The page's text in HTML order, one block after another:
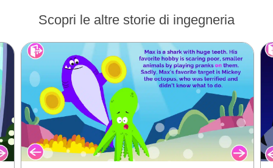
Scopri le altre storie di ingegneria